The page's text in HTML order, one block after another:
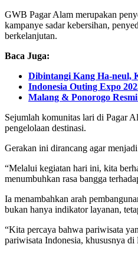
GWB Pagar Alam merupakan
kampanye sadar kebersihan,
berkelanjutan.
Baca Juga:
Dibintangi Kang Ha-neul,
Indonesia Outing Expo
Malang & Ponorogo
Sejumlah komunitas lari di Pagar
pengelolaan destinasi.
Gerakan ini dirancang agar
“Melalui kegiatan hari ini, kita
menumbuhkan rasa bangga
Ia menambahkan arah
bukan hanya indikator layanan,
“Kita percaya bahwa pariwisata
pariwisata Indonesia, khususnya